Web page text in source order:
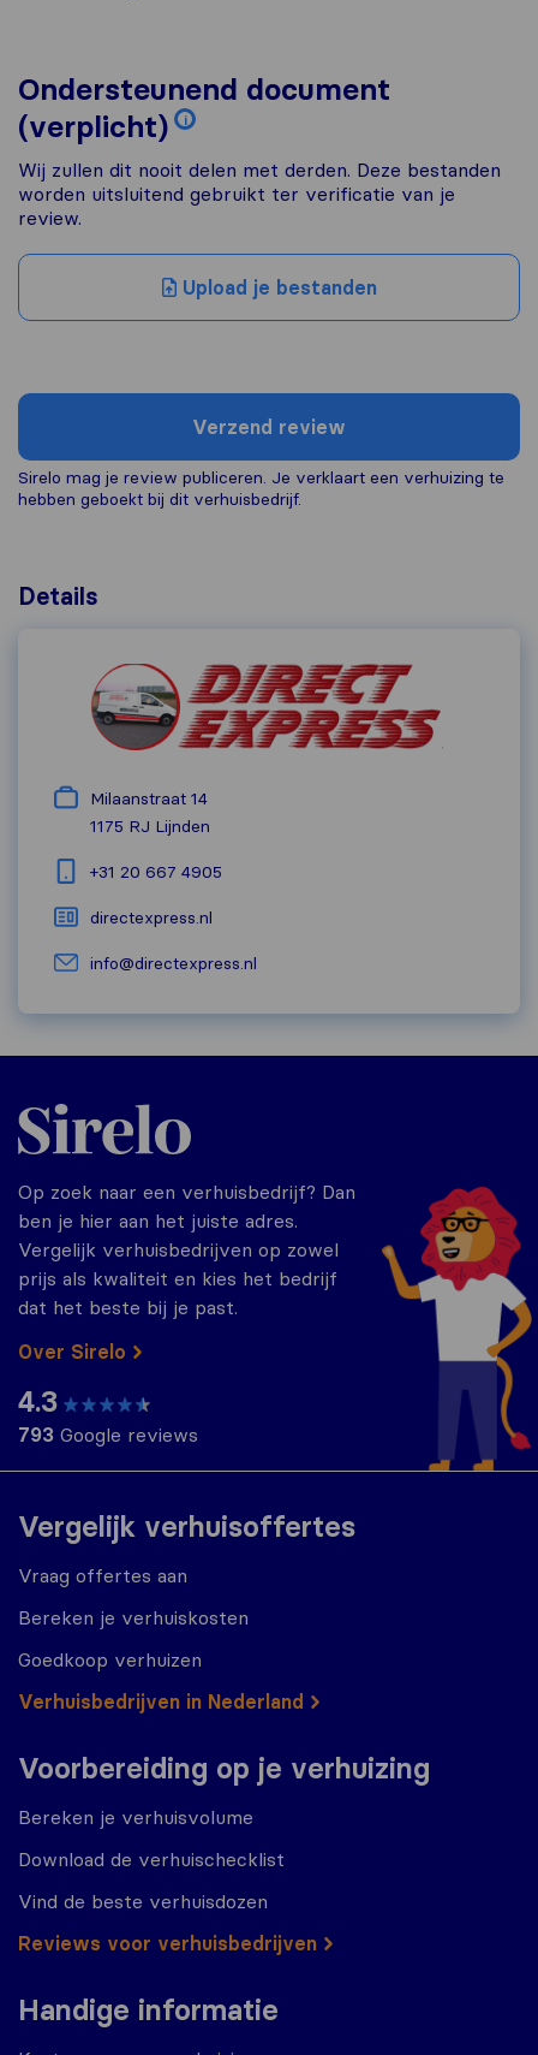
Ondersteunend document
(verplicht)
i
Wij zullen dit nooit delen met derden. Deze bestanden
worden uitsluitend gebruikt ter verificatie van je
review.
Upload je bestanden
Verzend review
Sirelo mag je review publiceren. Je verklaart een verhuizing te
hebben geboekt bij dit verhuisbedrijf.
Details
Milaanstraat 14
1175 RJ Lijnden
+31 20 667 4905
directexpress.nl
info@directexpress.nl
Vergelijk verhuisoffertes
Vraag offertes aan
Bereken je verhuiskosten
Goedkoop verhuizen
Verhuisbedrijven in Nederland
Voorbereiding op je verhuizing
Bereken je verhuisvolume
Download de verhuischecklist
Vind de beste verhuisdozen
Reviews voor verhuisbedrijven
Handige informatie
Sirelo.nl
Op zoek naar een verhuisbedrijf? Dan
ben je hier aan het juiste adres.
Vergelijk verhuisbedrijven op zowel
prijs als kwaliteit en kies het bedrijf
dat het beste bij je past.
Over Sirelo
4.3
793 Google reviews